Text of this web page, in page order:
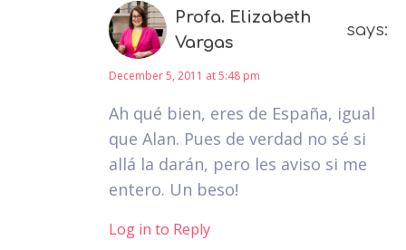
Profa. Elizabeth
Vargas
says:
December 5, 2011 at 5:48 pm
Ah qué bien, eres de España, igual
que Alan. Pues de verdad no sé si
allá la darán, pero les aviso si me
entero. Un beso!
Log in to Reply